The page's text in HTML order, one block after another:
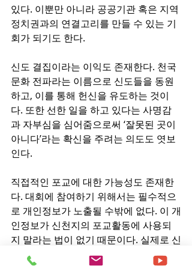
있다. 이뿐만 아니라 공공기관 혹은 지역
정치권과의 연결고리를 만들 수 있는 기
회가 되기도 한다.
신도 결집이라는 이익도 존재한다. 천국
문화 전파라는 이름으로 신도들을 동원
하고, 이를 통해 헌신을 유도하는 것이
다. 또한 선한 일을 하고 있다는 사명감
과 자부심을 심어줌으로써 ‘잘못된 곳이
아니다’라는 확신을 주려는 의도도 엿보
인다.
직접적인 포교에 대한 가능성도 존재한
다. 대회에 참여하기 위해서는 필수적으
로 개인정보가 노출될 수밖에 없다. 이 개
인정보가 신천지의 포교활동에 사용되
지 말라는 법이 없기 때문이다. 실제로 신
천지는 모략으로 개인정보를 확보해 맞